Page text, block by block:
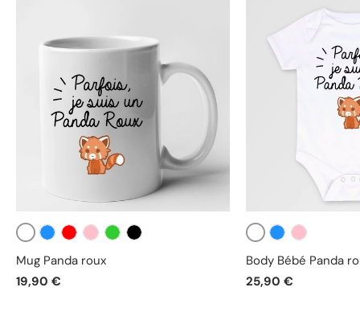
Blanc
Mug Panda roux
19,90 €
Blanc
Body Bébé Panda
25,90 €